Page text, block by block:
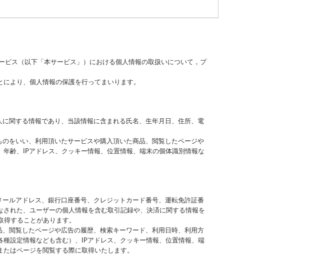
ス（以下「本サービス」）における個人情報の取扱いについて，プ
より、個人情報の保護を行ってまいります。
関する情報であり、当該情報に含まれる氏名、生年月日、住所、電
をいい、利用頂いたサービスや購入頂いた商品、閲覧したページや
齢、IPアドレス、クッキー情報、位置情報、端末の個体識別情報な
ルアドレス、銀行口座番号、クレジットカード番号、運転免許証番
れた、ユーザーの個人情報を含む取引記録や、決済に関する情報を
することがあります。
閲覧したページや広告の履歴、検索キーワード、利用日時、利用方
設定情報なども含む）、IPアドレス、クッキー情報、位置情報、端
はページを閲覧する際に取得いたします。